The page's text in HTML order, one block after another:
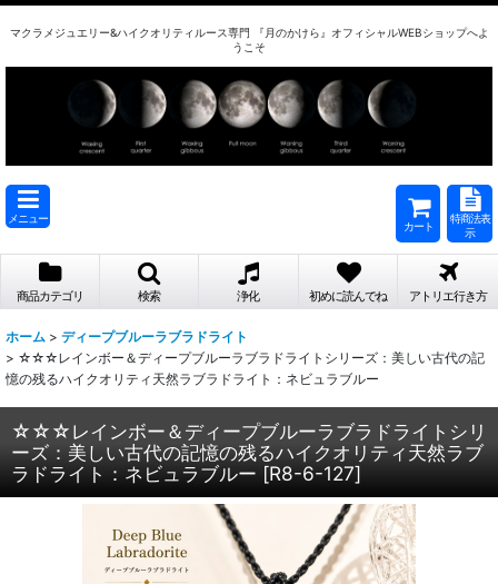
マクラメジュエリー&ハイクオリティルース専門 『月のかけら』オフィシャルWEBショップへよ
うこそ
メニュー
カート
特商法表
示
商品カテゴリ 検索 浄化 初めに読んでね アトリエ行き方
ホーム > ディープブルーラブラドライト
> ☆☆☆レインボー＆ディープブルーラブラドライトシリーズ：美しい古代の記
憶の残るハイクオリティ天然ラブラドライト：ネビュラブルー
☆☆☆レインボー＆ディープブルーラブラドライトシリ
ーズ：美しい古代の記憶の残るハイクオリティ天然ラブ
ラドライト：ネビュラブルー [R8-6-127]